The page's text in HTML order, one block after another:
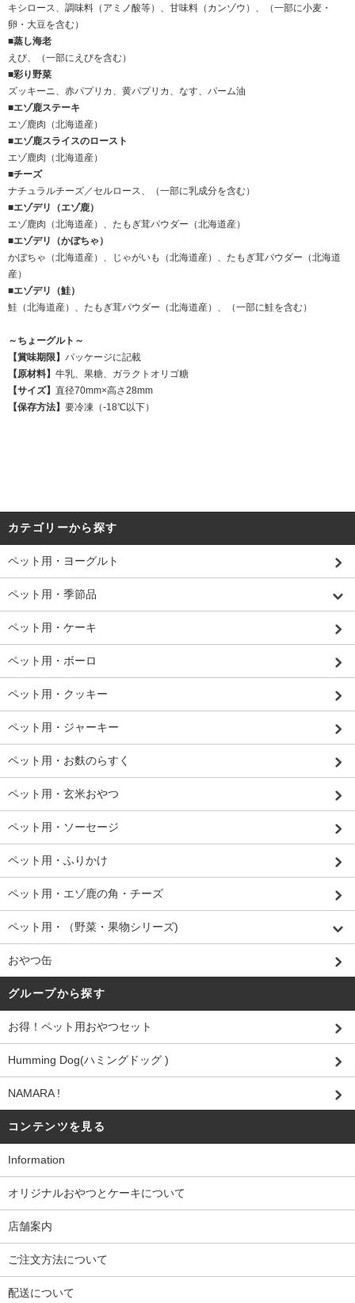
キシロース、調味料（アミノ酸等）、甘味料（カンゾウ）、（一部に小麦・
卵・大豆を含む）
■蒸し海老
えび、（一部にえびを含む）
■彩り野菜
ズッキーニ、赤パプリカ、黄パプリカ、なす、パーム油
■エゾ鹿ステーキ
エゾ鹿肉（北海道産）
■エゾ鹿スライスのロースト
エゾ鹿肉（北海道産）
■チーズ
ナチュラルチーズ／セルロース、（一部に乳成分を含む）
■エゾデリ（エゾ鹿）
エゾ鹿肉（北海道産）、たもぎ茸パウダー（北海道産）
■エゾデリ（かぼちゃ）
かぼちゃ（北海道産）、じゃがいも（北海道産）、たもぎ茸パウダー（北海道
産）
■エゾデリ（鮭）
鮭（北海道産）、たもぎ茸パウダー（北海道産）、（一部に鮭を含む）
～ちょーグルト～
【賞味期限】 パッケージに記載
【原材料】 牛乳、果糖、ガラクトオリゴ糖
【サイズ】 直径70mm×高さ28mm
【保存方法】 要冷凍（-18℃以下）
カテゴリーから探す
ペット用・ヨーグルト
ペット用・季節品
ペット用・ケーキ
ペット用・ボーロ
ペット用・クッキー
ペット用・ジャーキー
ペット用・お麩のらすく
ペット用・玄米おやつ
ペット用・ソーセージ
ペット用・ふりかけ
ペット用・エゾ鹿の角・チーズ
ペット用・（野菜・果物シリーズ)
おやつ缶
グループから探す
お得！ペット用おやつセット
Humming Dog(ハミングドッグ )
NAMARA !
コンテンツを見る
Information
オリジナルおやつとケーキについて
店舗案内
ご注文方法について
配送について